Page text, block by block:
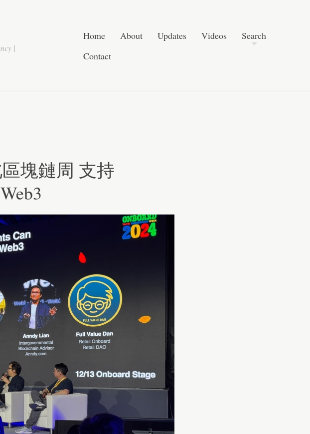
|
Home About Updates Videos
Search
Contact
塊鏈周 支持